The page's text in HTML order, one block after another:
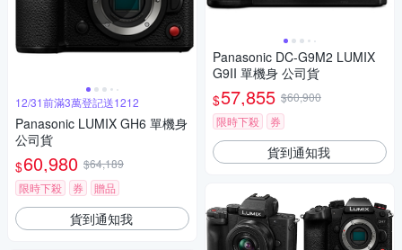
12/31前滿3萬登記送1212
Panasonic LUMIX GH6 單機身
公司貨
$60,980 $64,189
限時下殺
券 贈品
貨到通知我
Panasonic DC-G9M2 LUMIX
G9II 單機身 公司貨
$57,855 $60,900
限時下殺
券
貨到通知我